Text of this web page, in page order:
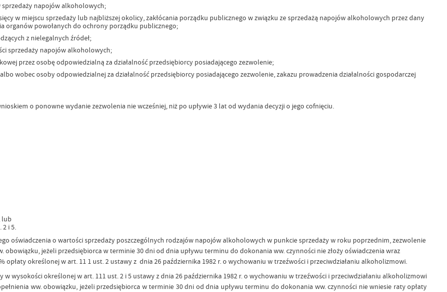
napojów alkoholowych;
w miejscu sprzedaży lub najbliższej okolicy, zakłócania porządku publicznego w związku ze sprzedażą napojów alkoholowych przez dany
organów powołanych do ochrony porządku publicznego;
z nielegalnych źródeł;
sprzedaży napojów alkoholowych;
przez osobę odpowiedzialną za działalność przedsiębiorcy posiadającego zezwolenie;
wobec osoby odpowiedzialnej za działalność przedsiębiorcy posiadającego zezwolenie, zakazu prowadzenia działalności gospodarczej
o ponowne wydanie zezwolenia nie wcześniej, niż po upływie 3 lat od wydania decyzji o jego cofnięciu.
lub
2 i 5.
oświadczenia o wartości sprzedaży poszczególnych rodzajów napojów alkoholowych w punkcie sprzedaży w roku poprzednim, zezwolenie
obowiązku, jeżeli przedsiębiorca w terminie 30 dni od dnia upływu terminu do dokonania ww. czynności nie złoży oświadczenia wraz
określonej w art. 11 1 ust. 2 ustawy z dnia 26 października 1982 r. o wychowaniu w trzeźwości i przeciwdziałaniu alkoholizmowi.
wysokości określonej w art. 111 ust. 2 i 5 ustawy z dnia 26 października 1982 r. o wychowaniu w trzeźwości i przeciwdziałaniu alkoholizmowi
ww. obowiązku, jeżeli przedsiębiorca w terminie 30 dni od dnia upływu terminu do dokonania ww. czynności nie wniesie raty opłaty